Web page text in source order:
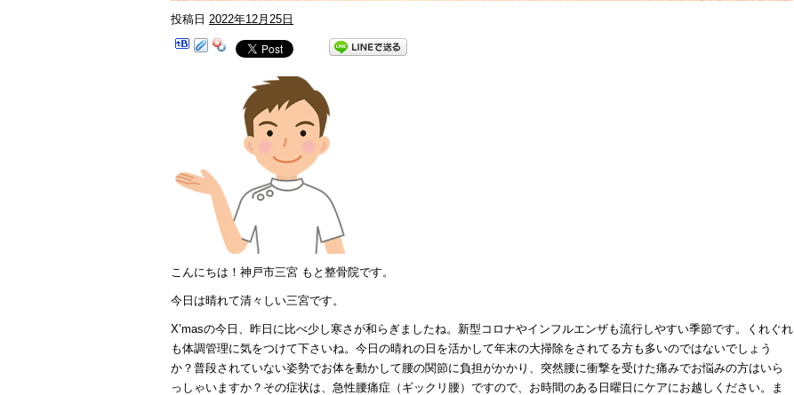
お困りの方はご相談下さい！
投稿日 2022年12月25日
こんにちは！神戸市三宮 もと整骨院です。
今日は晴れて清々しい三宮です。
X’masの今日、昨日に比べ少し寒さが和らぎましたね。新型コロナやインフルエンザも流行しやすい季節です。くれぐれ
も体調管理に気をつけて下さいね。今日の晴れの日を活かして年末の大掃除をされてる方も多いのではないでしょう
か？普段されていない姿勢でお体を動かして腰の関節に負担がかかり、突然腰に衝撃を受けた痛みでお悩みの方はいら
っしゃいますか？その症状は、急性腰痛症（ギックリ腰）ですので、お時間のある日曜日にケアにお越しください。ま